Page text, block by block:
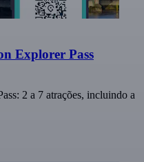
Explorer Pass
2 a 7 atrações, incluindo a